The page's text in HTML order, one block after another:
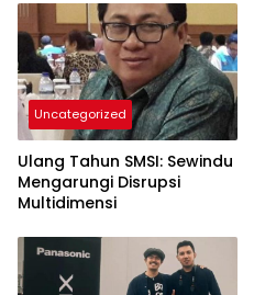
Uncategorized
Ulang Tahun SMSI: Sewindu
Mengarungi Disrupsi
Multidimensi